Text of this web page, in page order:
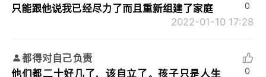
只能跟他说我已经尽力了而且重新组建了家庭
2022-01-10 17:28
0
都得对自己负责
他们都二十好几了，该自立了。孩子只是人生
0